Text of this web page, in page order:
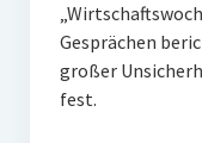
Gesprächen
großer
fest.